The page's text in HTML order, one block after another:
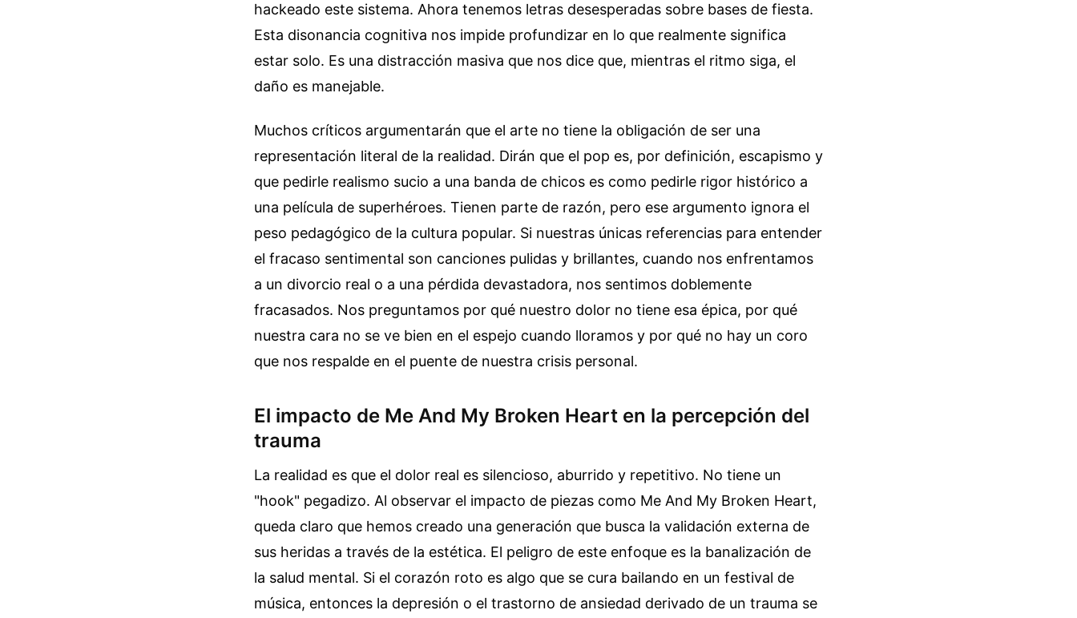
hackeado este sistema. Ahora tenemos letras desesperadas sobre bases de fiesta.
Esta disonancia cognitiva nos impide profundizar en lo que realmente significa
estar solo. Es una distracción masiva que nos dice que, mientras el ritmo siga, el
daño es manejable.
Muchos críticos argumentarán que el arte no tiene la obligación de ser una
representación literal de la realidad. Dirán que el pop es, por definición, escapismo y
que pedirle realismo sucio a una banda de chicos es como pedirle rigor histórico a
una película de superhéroes. Tienen parte de razón, pero ese argumento ignora el
peso pedagógico de la cultura popular. Si nuestras únicas referencias para entender
el fracaso sentimental son canciones pulidas y brillantes, cuando nos enfrentamos
a un divorcio real o a una pérdida devastadora, nos sentimos doblemente
fracasados. Nos preguntamos por qué nuestro dolor no tiene esa épica, por qué
nuestra cara no se ve bien en el espejo cuando lloramos y por qué no hay un coro
que nos respalde en el puente de nuestra crisis personal.
El impacto de Me And My Broken Heart en la percepción del
trauma
La realidad es que el dolor real es silencioso, aburrido y repetitivo. No tiene un
"hook" pegadizo. Al observar el impacto de piezas como Me And My Broken Heart,
queda claro que hemos creado una generación que busca la validación externa de
sus heridas a través de la estética. El peligro de este enfoque es la banalización de
la salud mental. Si el corazón roto es algo que se cura bailando en un festival de
música, entonces la depresión o el trastorno de ansiedad derivado de un trauma se